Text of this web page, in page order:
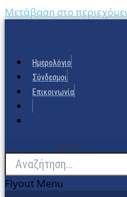
Μετάβαση στο
Ημερολόγιο
Σύνδεσμοι
Επικοινωνία
Search
Flyout Menu